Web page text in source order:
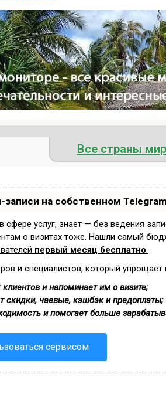
Все страны
записи на собственном
сфере услуг, знает — без ведения
о визитах тоже. Нашли самый
первый месяц бесплатно.
и специалистов, который упрощает
и напоминает им о визите;
скидки, чаевые, кэшбэк и предоплаты;
и помогает больше
сервисом